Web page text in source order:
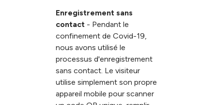
Enregistrement sans
contact - Pendant le
confinement de Covid-19,
nous avons utilisé le
processus d'enregistrement
sans contact. Le visiteur
utilise simplement son propre
appareil mobile pour scanner